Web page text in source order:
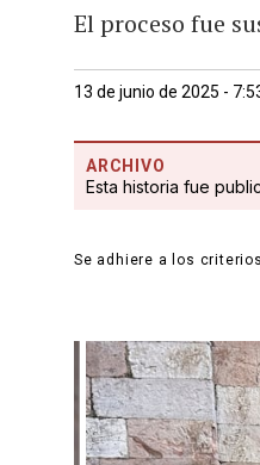
El proceso fue
13 de junio de 2025 -
ARCHIVO
Esta historia fue
Se adhiere a los